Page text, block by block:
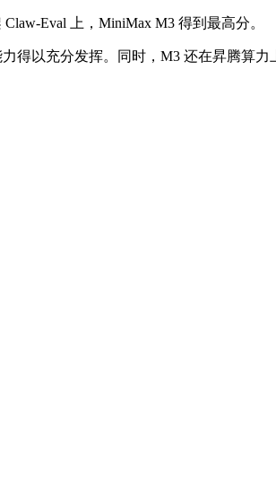
Eval 上，MiniMax M3 得到最高分。
得以充分发挥。同时，M3 还在昇腾算